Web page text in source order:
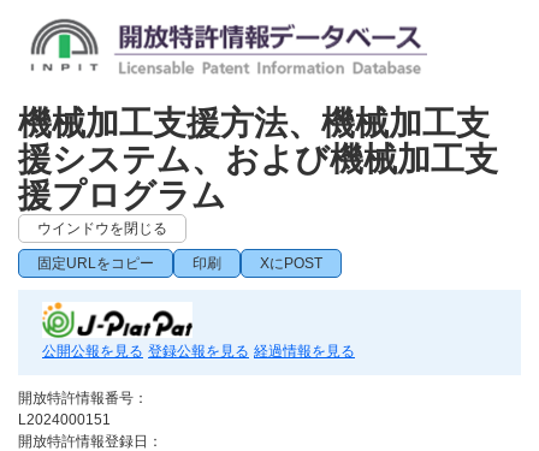
機械加工支援方法、機械加工支
援システム、および機械加工支
援プログラム
ウインドウを閉じる
固定URLをコピー 印刷 XにPOST
公開公報を見る 登録公報を見る 経過情報を見る
開放特許情報番号：
L2024000151
開放特許情報登録日：